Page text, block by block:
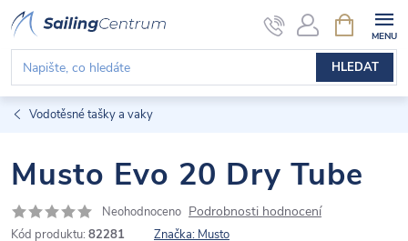
Přejít
na
obsah
HLEDAT
NÁKUPNÍ
KOŠÍK
Vodotěsné tašky a vaky
Musto Evo 20 Dry Tube
Neohodnoceno Podrobnosti hodnocení
Kód produktu: 82281 Značka: Musto